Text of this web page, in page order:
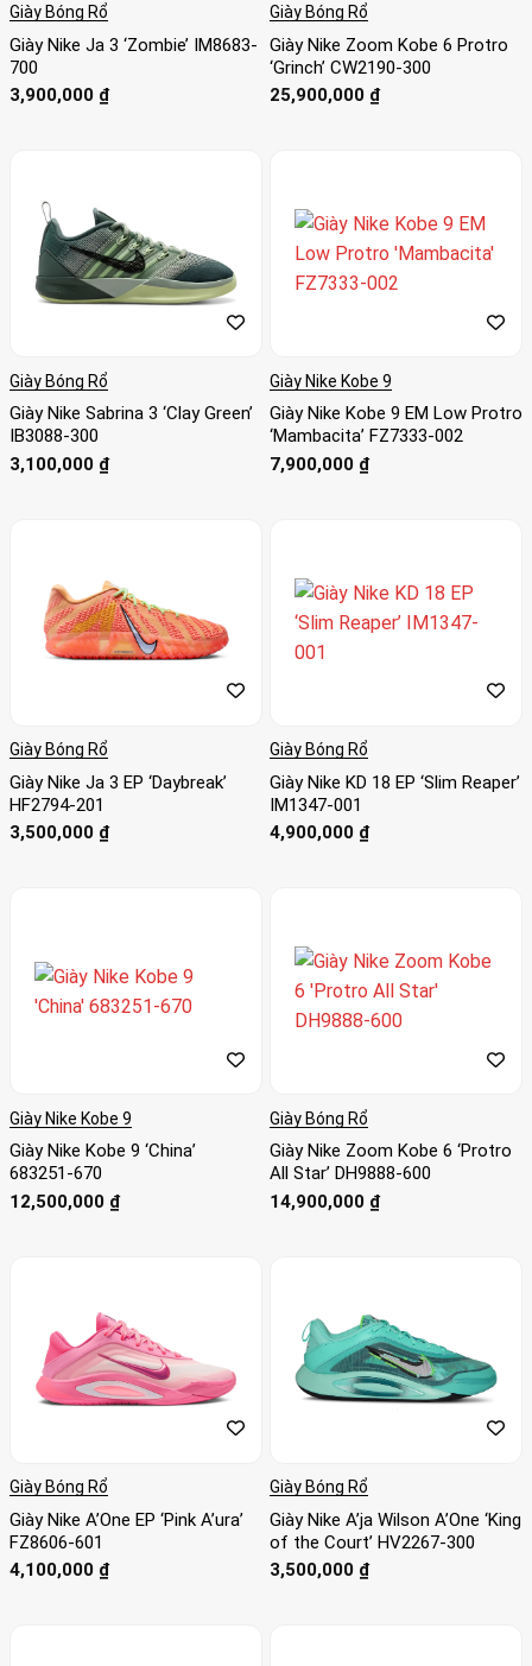
Giày Bóng Rổ
Giày Nike Ja 3 ‘Zombie’ IM8683-
700
3,900,000 ₫
Giày Bóng Rổ
Giày Nike Zoom Kobe 6 Protro
‘Grinch’ CW2190-300
25,900,000 ₫
Giày Bóng Rổ
Giày Nike Sabrina 3 ‘Clay Green’
IB3088-300
3,100,000 ₫
Giày Nike Kobe 9
Giày Nike Kobe 9 EM Low Protro
‘Mambacita’ FZ7333-002
7,900,000 ₫
Giày Bóng Rổ
Giày Nike Ja 3 EP ‘Daybreak’
HF2794-201
3,500,000 ₫
Giày Bóng Rổ
Giày Nike KD 18 EP ‘Slim Reaper’
IM1347-001
4,900,000 ₫
Giày Nike Kobe 9
Giày Nike Kobe 9 ‘China’
683251-670
12,500,000 ₫
Giày Bóng Rổ
Giày Nike Zoom Kobe 6 ‘Protro
All Star’ DH9888-600
14,900,000 ₫
Giày Bóng Rổ
Giày Nike A’One EP ‘Pink A’ura’
FZ8606-601
4,100,000 ₫
Giày Bóng Rổ
Giày Nike A’ja Wilson A’One ‘King
of the Court’ HV2267-300
3,500,000 ₫